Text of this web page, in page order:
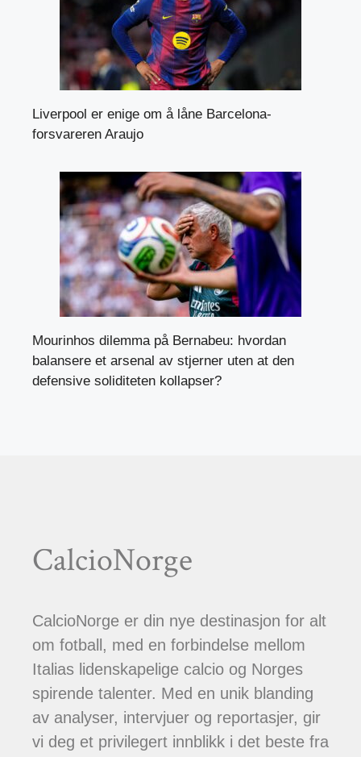
Liverpool er enige om å låne Barcelona-
forsvareren Araujo
Mourinhos dilemma på Bernabeu: hvordan
balansere et arsenal av stjerner uten at den
defensive soliditeten kollapser?
CalcioNorge
CalcioNorge er din nye destinasjon for alt
om fotball, med en forbindelse mellom
Italias lidenskapelige calcio og Norges
spirende talenter. Med en unik blanding
av analyser, intervjuer og reportasjer, gir
vi deg et privilegert innblikk i det beste fra